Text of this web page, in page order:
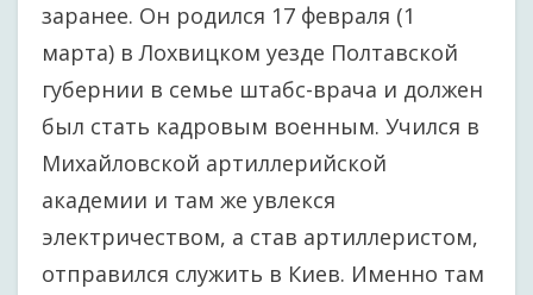
заранее. Он родился 17 февраля (1
марта) в Лохвицком уезде Полтавской
губернии в семье штабс-врача и должен
был стать кадровым военным. Учился в
Михайловской артиллерийской
академии и там же увлекся
электричеством, а став артиллеристом,
отправился служить в Киев. Именно там